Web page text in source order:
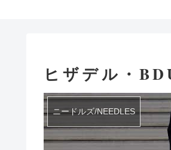
ヒザデル・
ニードルズ/NEEDLES